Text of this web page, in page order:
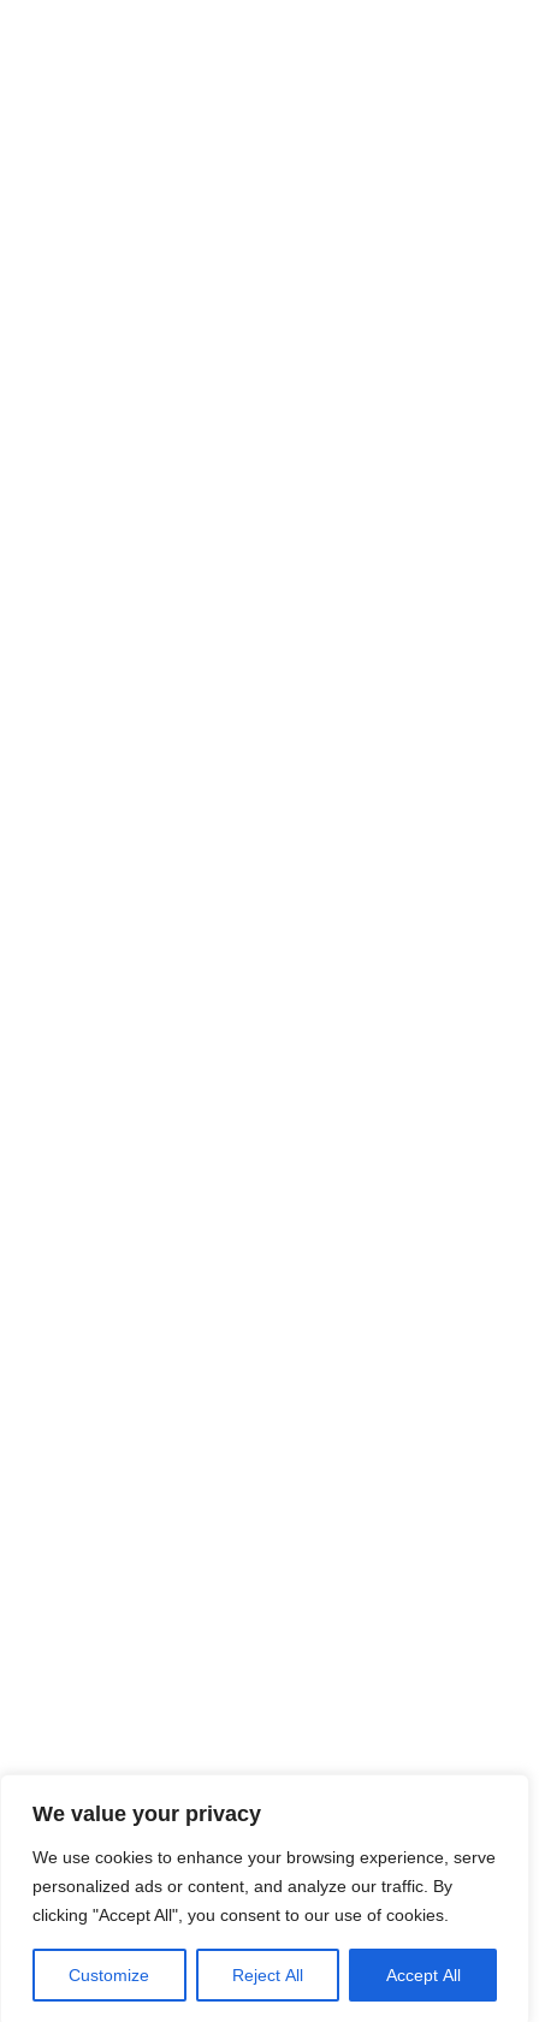
We value your privacy
We use cookies to enhance your browsing experience, serve
personalized ads or content, and analyze our traffic. By
clicking "Accept All", you consent to our use of cookies.
Customize Reject All Accept All